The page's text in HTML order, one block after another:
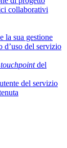
collaborativi
la sua gestione
d’uso del servizio
touchpointdel
del servizio